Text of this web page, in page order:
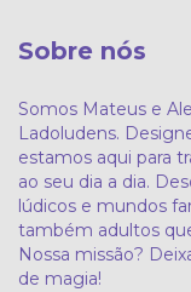
Sobre nós
Somos Mateus e
Ladoludens.
estamos aqui para
ao seu dia a dia.
lúdicos e mundos
também adultos
Nossa missão?
de magia!